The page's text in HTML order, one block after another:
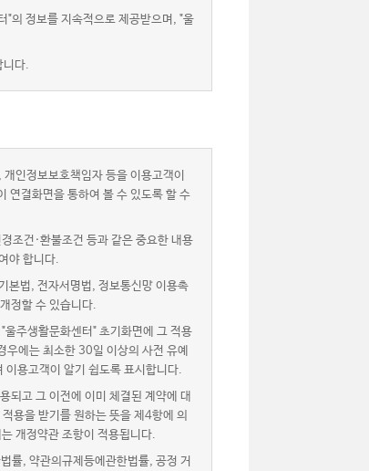
"의 정보를 지속적으로 제공받으며, "울
니다.
인정보보호책임자 등을 이용고객이
연결화면을 통하여 볼 수 있도록 할 수
조건·환불조건 등과 같은 중요한 내용
야 합니다.
본법, 전자서명법, 정보통신망 이용촉
정할 수 있습니다.
주생활문화센터" 초기화면에 그 적용
에는 최소한 30일 이상의 사전 유예
이용고객이 알기 쉽도록 표시합니다.
되고 그 이전에 이미 체결된 계약에 대
용을 받기를 원하는 뜻을 제4항에 의
개정약관 조항이 적용됩니다.
률, 약관의규제등에관한법률, 공정 거